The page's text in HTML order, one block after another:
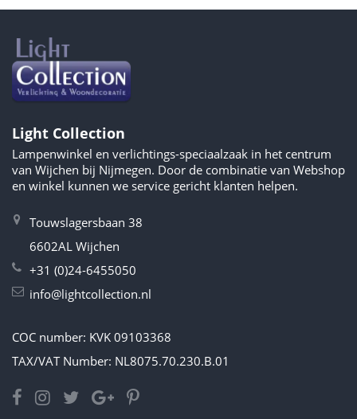
Light Collection
Lampenwinkel en verlichtings-speciaalzaak in het centrum
van Wijchen bij Nijmegen. Door de combinatie van Webshop
en winkel kunnen we service gericht klanten helpen.
Touwslagersbaan 38
6602AL Wijchen
+31 (0)24-6455050
info@lightcollection.nl
COC number: KVK 09103368
TAX/VAT Number: NL8075.70.230.B.01